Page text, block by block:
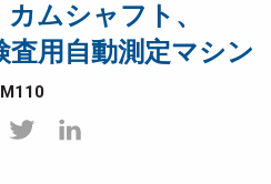
ムシャフト、
用自動測定マシン
M110
(Japanese)